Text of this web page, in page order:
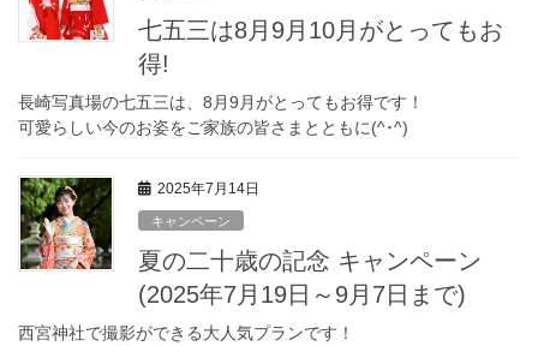
七五三は8月9月10月がとってもお
得!
長崎写真場の七五三は、8月9月がとってもお得です！
可愛らしい今のお姿をご家族の皆さまとともに(^･^)
2025年7月14日
キャンペーン
夏の二十歳の記念 キャンペーン
(2025年7月19日～9月7日まで)
西宮神社で撮影ができる大人気プランです！